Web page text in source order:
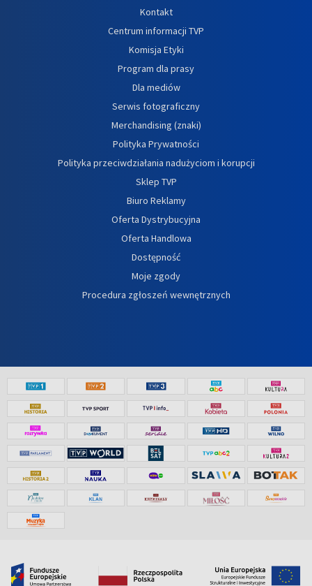
Kontakt
Centrum informacji TVP
Komisja Etyki
Program dla prasy
Dla mediów
Serwis fotograficzny
Merchandising (znaki)
Polityka Prywatności
Polityka przeciwdziałania nadużyciom i korupcji
Sklep TVP
Biuro Reklamy
Oferta Dystrybucyjna
Oferta Handlowa
Dostępność
Moje zgody
Procedura zgłoszeń wewnętrznych